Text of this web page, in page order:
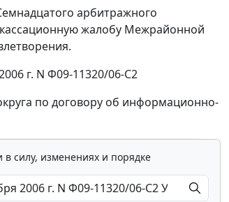
арбитражного
кассационную жалобу Межрайонной
г. N Ф09-11320/06-С2
по договору об информационно-
силу, изменениях и порядке